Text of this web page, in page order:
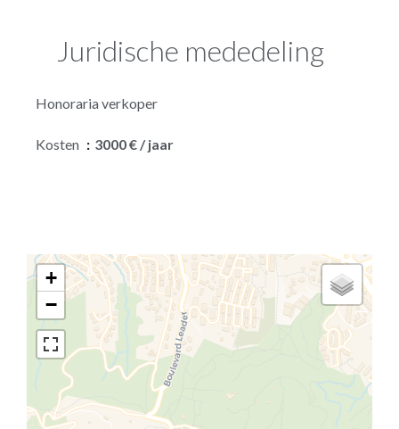
Juridische mededeling
Honoraria verkoper
Kosten 3000 € / jaar
+
−